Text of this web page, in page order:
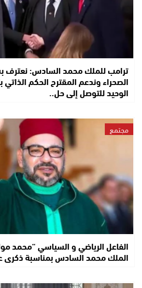
ترامب للملك محمد السادس: نعترف
الصحراء وندعم المقترح الحكم الذاتي
الوحيد للتوصل إلى حل..
مجتمع
الفاعل الرياضي و السياسي “محمد
الملك محمد السادس بمناسبة ذكرى